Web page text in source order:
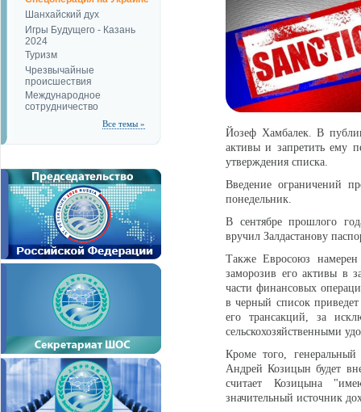
Шанхайский дух
Игры Будущего - Казань
2024
Туризм
Чрезвычайные
происшествия
Международное
сотрудничество
Все темы »
Йозеф Хамбалек. В
активы и запретить ему
утверждения списка.
Введение ограничений
понедельник.
В сентябре прошлого
вручил Залдастанову
Также Евросоюз
заморозив его активы в
части финансовых
в черный список
его трансакций, за
сельскохозяйственными
Кроме того,
Андрей Козицын будет
считает Козицына
значительный источник